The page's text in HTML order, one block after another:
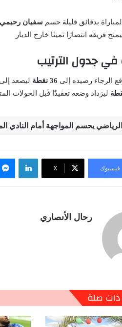
بدقائق قليلة حسم سفيان رحيمي
فريقه انتصارًا ثمينًا خارج الديار
في جدول الترتيب
الرجاء رصيده إلى 36 نقطة ليصعد إلى
ليزداد وضعه تعقيدًا قبل الجولات
الرياضي يحسم المواجهة أمام النادي
فيسبوك X
لينكدإن
رحال الأنصاري
صلة